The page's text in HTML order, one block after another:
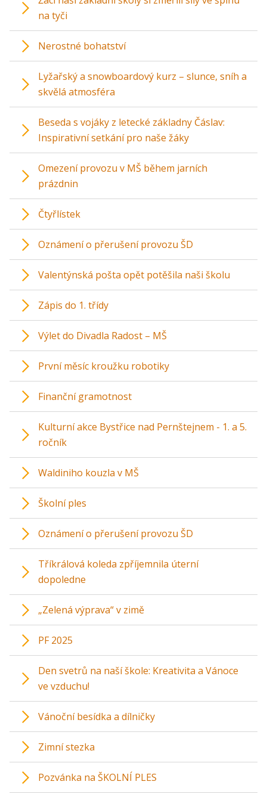
na tyči
Nerostné bohatství
Lyžařský a snowboardový kurz – slunce, sníh a
skvělá atmosféra
Beseda s vojáky z letecké základny Čáslav:
Inspirativní setkání pro naše žáky
Omezení provozu v MŠ během jarních
prázdnin
Čtyřlístek
Oznámení o přerušení provozu ŠD
Valentýnská pošta opět potěšila naši školu
Zápis do 1. třídy
Výlet do Divadla Radost – MŠ
První měsíc kroužku robotiky
Finanční gramotnost
Kulturní akce Bystřice nad Pernštejnem - 1. a 5.
ročník
Waldiniho kouzla v MŠ
Školní ples
Oznámení o přerušení provozu ŠD
Tříkrálová koleda zpříjemnila úterní
dopoledne
„Zelená výprava“ v zimě
PF 2025
Den svetrů na naší škole: Kreativita a Vánoce
ve vzduchu!
Vánoční besídka a dílničky
Zimní stezka
Pozvánka na ŠKOLNÍ PLES